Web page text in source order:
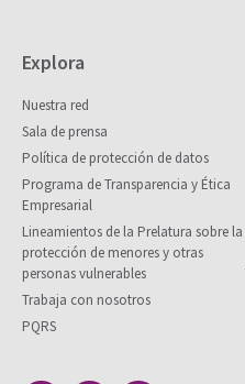
Explora
Nuestra red
Sala de prensa
Política de protección de datos
Programa de Transparencia y Ética
Empresarial
Lineamientos de la Prelatura sobre la
protección de menores y otras
personas vulnerables
Trabaja con nosotros
PQRS